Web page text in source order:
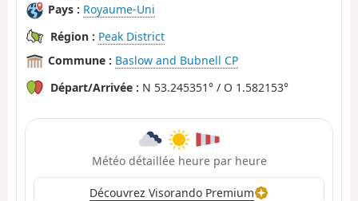
Pays : Royaume-Uni
Région : Peak District
Commune : Baslow and Bubnell CP
Départ/Arrivée : N 53.245351° / O 1.582153°
Météo détaillée heure par heure
Découvrez Visorando Premium